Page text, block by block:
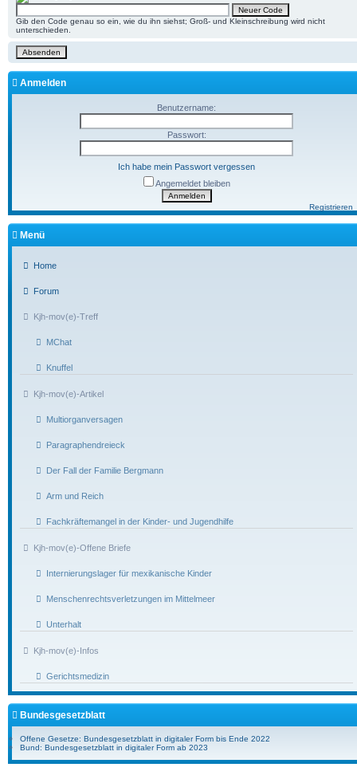
Gib den Code genau so ein, wie du ihn siehst; Groß- und Kleinschreibung wird nicht
unterschieden.
Anmelden
Benutzername:
Passwort:
Ich habe mein Passwort vergessen
Angemeldet bleiben
Registrieren
Menü
Home
Forum
Kjh-mov(e)-Treff
MChat
Knuffel
Kjh-mov(e)-Artikel
Multiorganversagen
Paragraphendreieck
Der Fall der Familie Bergmann
Arm und Reich
Fachkräftemangel in der Kinder- und Jugendhilfe
Kjh-mov(e)-Offene Briefe
Internierungslager für mexikanische Kinder
Menschenrechtsverletzungen im Mittelmeer
Unterhalt
Kjh-mov(e)-Infos
Gerichtsmedizin
Bundesgesetzblatt
Offene Gesetze: Bundesgesetzblatt in digitaler Form bis Ende 2022
Bund: Bundesgesetzblatt in digitaler Form ab 2023